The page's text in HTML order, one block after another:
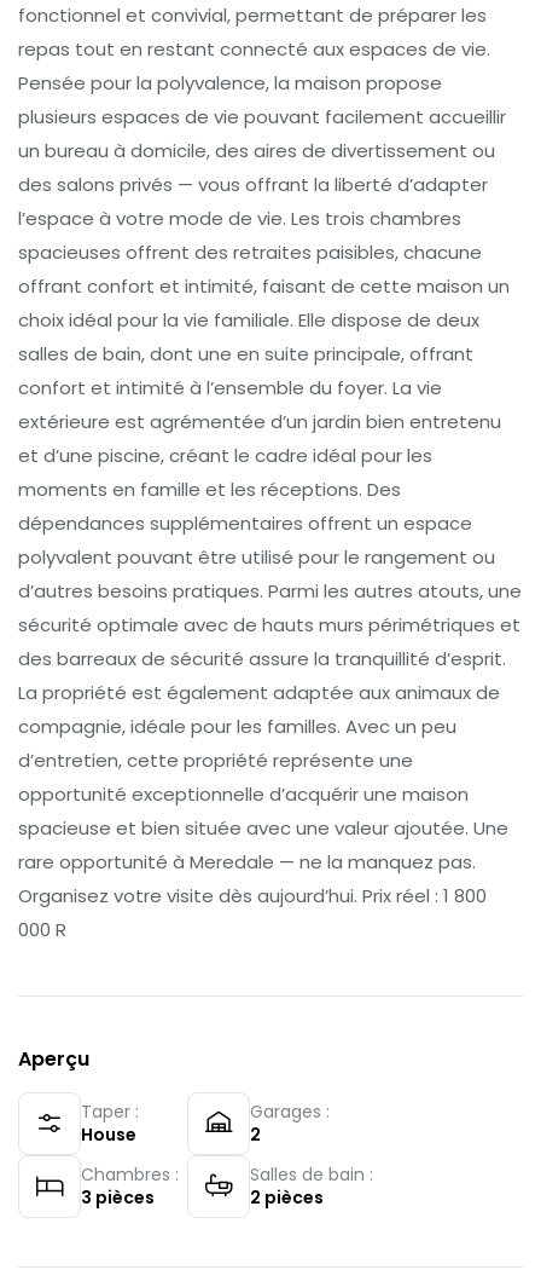
fonctionnel et convivial, permettant de préparer les
repas tout en restant connecté aux espaces de vie.
Pensée pour la polyvalence, la maison propose
plusieurs espaces de vie pouvant facilement accueillir
un bureau à domicile, des aires de divertissement ou
des salons privés — vous offrant la liberté d’adapter
l’espace à votre mode de vie. Les trois chambres
spacieuses offrent des retraites paisibles, chacune
offrant confort et intimité, faisant de cette maison un
choix idéal pour la vie familiale. Elle dispose de deux
salles de bain, dont une en suite principale, offrant
confort et intimité à l’ensemble du foyer. La vie
extérieure est agrémentée d’un jardin bien entretenu
et d’une piscine, créant le cadre idéal pour les
moments en famille et les réceptions. Des
dépendances supplémentaires offrent un espace
polyvalent pouvant être utilisé pour le rangement ou
d’autres besoins pratiques. Parmi les autres atouts, une
sécurité optimale avec de hauts murs périmétriques et
des barreaux de sécurité assure la tranquillité d’esprit.
La propriété est également adaptée aux animaux de
compagnie, idéale pour les familles. Avec un peu
d’entretien, cette propriété représente une
opportunité exceptionnelle d’acquérir une maison
spacieuse et bien située avec une valeur ajoutée. Une
rare opportunité à Meredale — ne la manquez pas.
Organisez votre visite dès aujourd’hui. Prix réel : 1 800
000 R
Aperçu
Taper :
House
Garages :
2
Chambres :
3 pièces
Salles de bain :
2 pièces